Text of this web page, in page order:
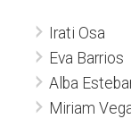
Irati Osa
Eva Barrios
Alba
Miriam